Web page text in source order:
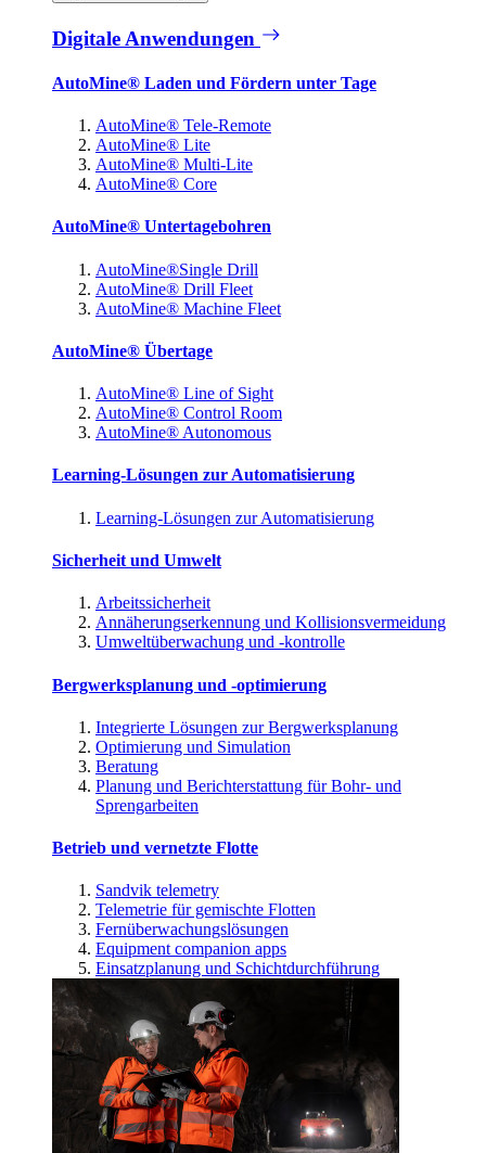
Digitale Anwendungen
AutoMine® Laden und Fördern unter Tage
AutoMine® Tele-Remote
AutoMine® Lite
AutoMine® Multi-Lite
AutoMine® Core
AutoMine® Untertagebohren
AutoMine®Single Drill
AutoMine® Drill Fleet
AutoMine® Machine Fleet
AutoMine® Übertage
AutoMine® Line of Sight
AutoMine® Control Room
AutoMine® Autonomous
Learning-Lösungen zur Automatisierung
Learning-Lösungen zur Automatisierung
Sicherheit und Umwelt
Arbeitssicherheit
Annäherungserkennung und Kollisionsvermeidung
Umweltüberwachung und -kontrolle
Bergwerksplanung und -optimierung
Integrierte Lösungen zur Bergwerksplanung
Optimierung und Simulation
Beratung
Planung und Berichterstattung für Bohr- und
Sprengarbeiten
Betrieb und vernetzte Flotte
Sandvik telemetry
Telemetrie für gemischte Flotten
Fernüberwachungslösungen
Equipment companion apps
Einsatzplanung und Schichtdurchführung